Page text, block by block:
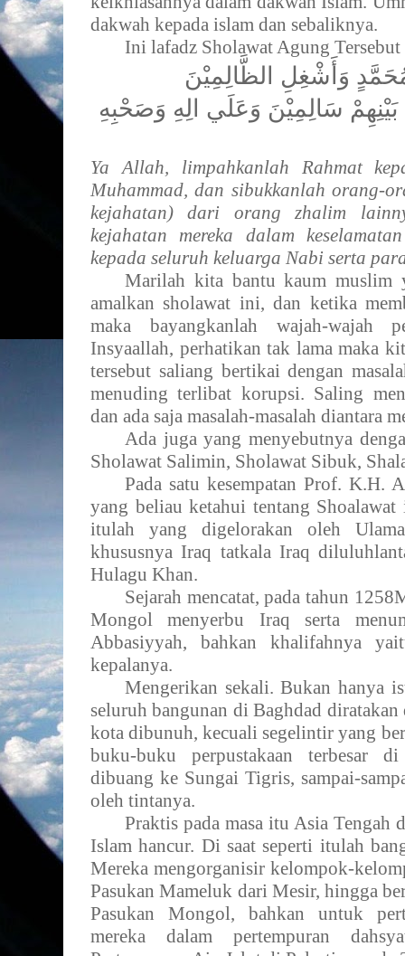
dakwah kepada islam dan sebaliknya.
Ini lafadz Sholawat Agung Tersebut
وَأَشْغِلِ الظَّالِمِيْنَ
سَالِمِيْنَ وَعَلَي الِهِ وَصَحْبِهِ
Ya Allah, limpahkanlah Rahmat
Muhammad, dan sibukkanlah orang-
kejahatan) dari orang zhalim
kejahatan mereka dalam
kepada seluruh keluarga Nabi serta
Marilah kita bantu kaum muslim
amalkan sholawat ini, dan ketika
maka bayangkanlah wajah-wajah
Insyaallah, perhatikan tak lama maka
tersebut saliang bertikai dengan
menuding terlibat korupsi. Saling
dan ada saja masalah-masalah diantara
Ada juga yang menyebutnya
Sholawat Salimin, Sholawat Sibuk,
Pada satu kesempatan Prof. K.H.
yang beliau ketahui tentang
itulah yang digelorakan oleh
khususnya Iraq tatkala Iraq
Hulagu Khan.
Sejarah mencatat, pada tahun
Mongol menyerbu Iraq serta
Abbasiyyah, bahkan khalifahnya
kepalanya.
Mengerikan sekali. Bukan hanya
seluruh bangunan di Baghdad
kota dibunuh, kecuali segelintir yang
buku-buku perpustakaan terbesar
dibuang ke Sungai Tigris, sampai-
oleh tintanya.
Praktis pada masa itu Asia Tengah
Islam hancur. Di saat seperti itulah
Mereka mengorganisir kelompok-
Pasukan Mameluk dari Mesir, hingga
Pasukan Mongol, bahkan untuk
mereka dalam pertempuran